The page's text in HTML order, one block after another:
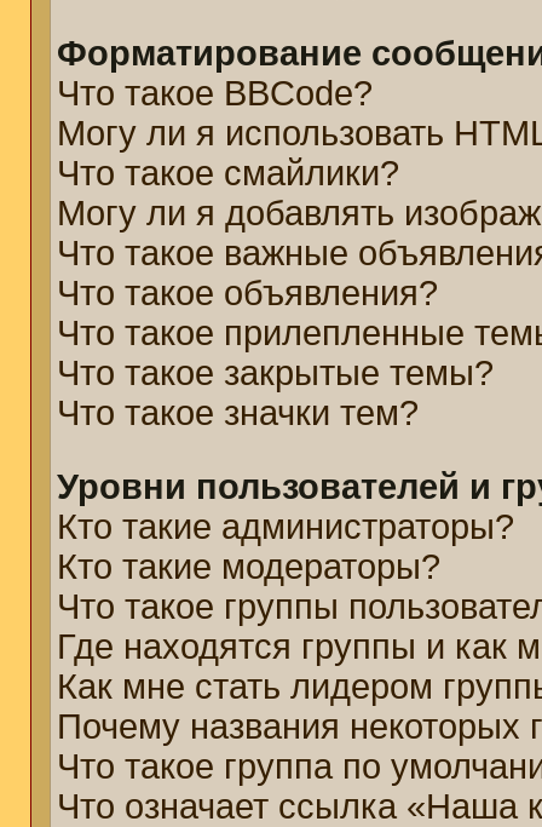
Форматирование
Что такое BBCode?
Могу ли я использовать
Что такое смайлики?
Могу ли я добавлять
Что такое важные
Что такое объявления?
Что такое прилепленные
Что такое закрытые темы?
Что такое значки тем?
Уровни пользователей и
Кто такие администраторы?
Кто такие модераторы?
Что такое группы
Где находятся группы и как
Как мне стать лидером
Почему названия некоторых
Что такое группа по
Что означает ссылка «Наша